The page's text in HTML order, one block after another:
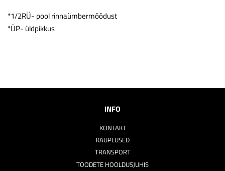
*1/2RÜ- pool rinnaümbermõõdust
*ÜP- üldpikkus
INFO
KONTAKT
KAUPLUSED
TRANSPORT
TOODETE HOOLDUSJUHIS